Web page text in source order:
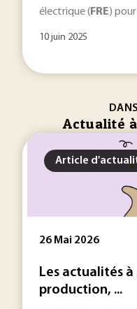
électrique (FRE)
10 juin 2025
Actualité
Article
26 Mai 2026
Les actualités à
production, ...